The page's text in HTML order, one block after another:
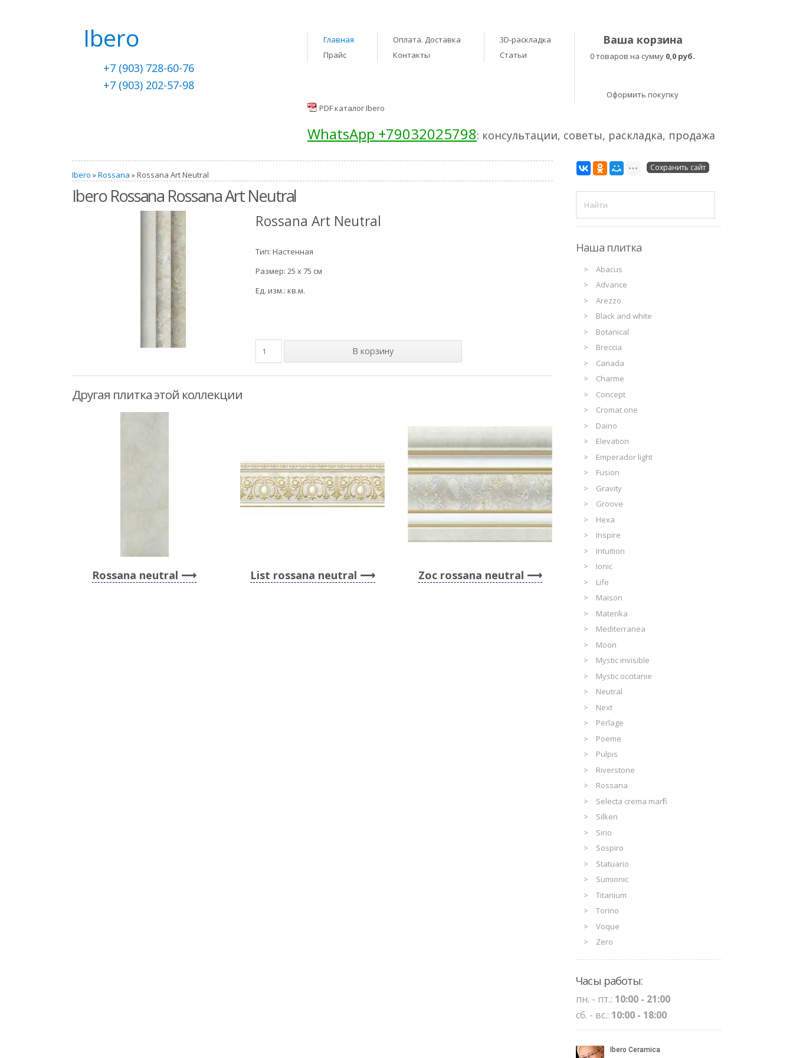
Ibero
+7 (903) 728-60-76
+7 (903) 202-57-98
Главная
Прайс
Оплата. Доставка
Контакты
3D-раскладка
Статьи
Ваша корзина
0 товаров на сумму 0,0 руб.
Оформить покупку
PDF каталог Ibero
WhatsApp +79032025798: консультации, советы, раскладка, продажа
Ibero »Rossana » Rossana Art Neutral
Ibero Rossana Rossana Art Neutral
Rossana Art Neutral
Тип: Настенная
Размер: 25 x 75 см
Ед. изм.: кв.м.
Другая плитка этой коллекции
Rossana neutral List rossana neutral Zoc rossana neutral
Сохранить сайт
Наша плитка
Abacus
Advance
Arezzo
Black and white
Botanical
Breccia
Canada
Charme
Concept
Cromat one
Daino
Elevation
Emperador light
Fusion
Gravity
Groove
Hexa
Inspire
Intuition
Ionic
Life
Maison
Materika
Mediterranea
Moon
Mystic invisible
Mystic occitanie
Neutral
Next
Perlage
Poeme
Pulpis
Riverstone
Rossana
Selecta crema marfil
Silken
Sirio
Sospiro
Statuario
Sumionic
Titanium
Torino
Voque
Zero
Часы работы:
пн. - пт.: 10:00 - 21:00
сб. - вс.: 10:00 - 18:00